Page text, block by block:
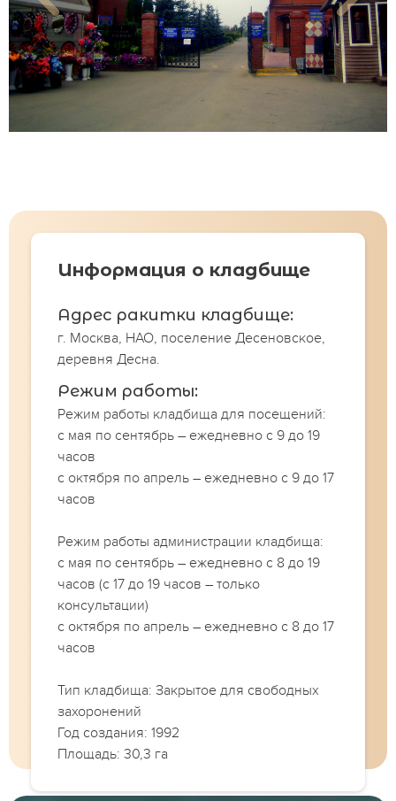
Информация о кладбище
Адрес ракитки кладбище:
г. Москва, НАО, поселение Десеновское,
деревня Десна.
Режим работы:
Режим работы кладбища для посещений:
с мая по сентябрь – ежедневно с 9 до 19
часов
с октября по апрель – ежедневно с 9 до 17
часов
Режим работы администрации кладбища:
с мая по сентябрь – ежедневно с 8 до 19
часов (с 17 до 19 часов – только
консультации)
с октября по апрель – ежедневно с 8 до 17
часов
Тип кладбища: Закрытое для свободных
захоронений
Год создания: 1992
Площадь: 30,3 га